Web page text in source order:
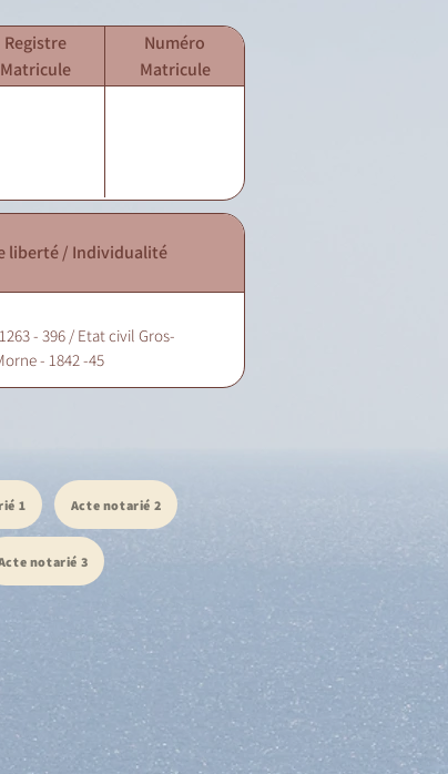
Registre
Matricule
Numéro
Matricule
liberté / Individualité
- 396 / Etat civil Gros-
- 1842 -45
1 Acte notarié 2
notarié 3